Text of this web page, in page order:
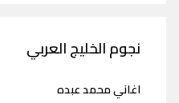
نجوم الخليج العربي
اغاني محمد عبده